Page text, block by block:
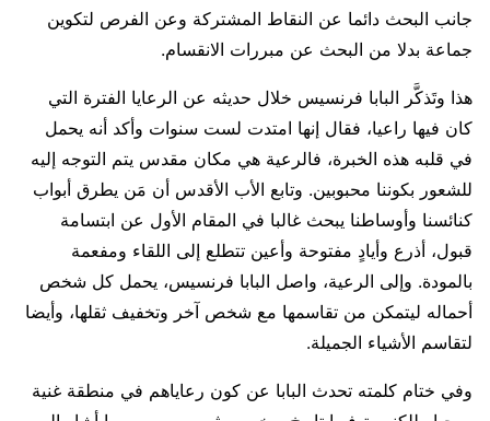
جانب البحث دائما عن النقاط المشتركة وعن الفرص لتكوين
جماعة بدلا من البحث عن مبررات الانقسام.
هذا وتَذكَّر البابا فرنسيس خلال حديثه عن الرعايا الفترة التي
كان فيها راعيا، فقال إنها امتدت لست سنوات وأكد أنه يحمل
في قلبه هذه الخبرة، فالرعية هي مكان مقدس يتم التوجه إليه
للشعور بكوننا محبوبين. وتابع الأب الأقدس أن مَن يطرق أبواب
كنائسنا وأوساطنا يبحث غالبا في المقام الأول عن ابتسامة
قبول، أذرع وأيادٍ مفتوحة وأعين تتطلع إلى اللقاء ومفعمة
بالمودة. وإلى الرعية، واصل البابا فرنسيس، يحمل كل شخص
أحماله ليتمكن من تقاسمها مع شخص آخر وتخفيف ثقلها، وأيضا
لتقاسم الأشياء الجميلة.
وفي ختام كلمته تحدث البابا عن كون رعاياهم في منطقة غنية